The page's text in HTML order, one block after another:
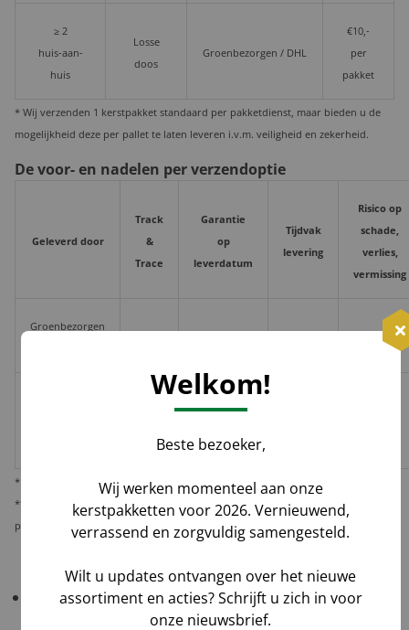
≥ 2
huis-aan-
huis
Losse
doos
Groenbezorgen / DHL
€10,-
per
pakket
* Wij verzenden 1 kerstpakket standaard per pakketdienst, maar bieden u de
mogelijkheid deze per pallet te laten leveren i.v.m. veiligheid en zekerheid.
De voor- en nadelen per verzendoptie
Geleverd door
Track
&
Trace
Garantie
op
leverdatum
Tijdvak
levering
Risico op
schade,
verlies,
vermissing
Groenbezorgen
✅ ❌ ❌ Hoog**
* Behoudens overmacht calamiteiten.
** De verantwoordelijkheid op dit risico als gevolg van uw keuze voor reguliere
pakketbezorging rust bij u als opdrachtgever.
Belangrijk!Controleer uw bestelling bij levering
in het bijzijn van de chauffeur
Welkom!
Beste bezoeker,
Wij werken momenteel aan onze
kerstpakketten voor 2026. Vernieuwend,
verrassend en zorgvuldig samengesteld.
Wilt u updates ontvangen over het nieuwe
assortiment en acties? Schrijft u zich in voor
onze nieuwsbrief.